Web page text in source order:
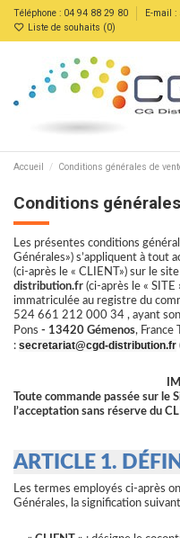
Téléphone : 04 94 88 29 80
E-mail
Liste de souhaits (0)
Accueil Conditions générales de
Conditions
Les présentes conditions
Générales») s’appliquent à tout
(ci-après le « CLIENT») sur le
distribution.fr (ci-après le «
immatriculée au registre du
524 661 212 000 34 , ayant
Pons - 13420 Gémenos, France
: secretariat@cgd-distribution.fr
Toute commande passée sur
l’acceptation sans réserve du
ARTICLE 1.
Les termes employés ci-après
Générales, la signification